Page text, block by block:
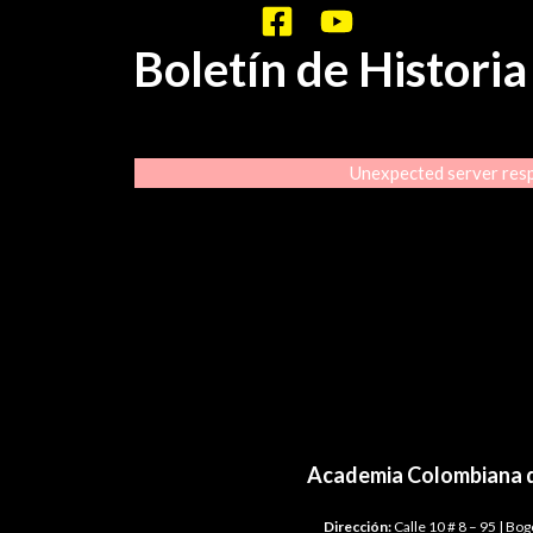
Boletín de
Unexpected server
Academia Colombiana
Dirección:Calle 10 # 8 – 95 |